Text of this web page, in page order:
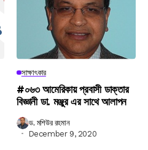
সাক্ষাৎকার
#০৬৩ আমেরিকায় প্রবাসী ডাক্তার
বিজ্ঞানী ডা. মঞ্জুর এর সাথে আলাপন
ড. মশিউর রহমান
December 9, 2020